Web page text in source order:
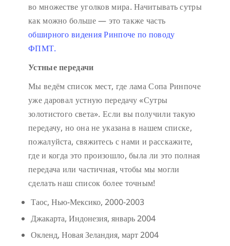
во множестве уголков мира. Начитывать сутры
как можно больше — это также часть
обширного видения Ринпоче по поводу
ФПМТ.
Устные передачи
Мы ведём список мест, где лама Сопа Ринпоче
уже даровал устную передачу «Сутры
золотистого света». Если вы получили такую
передачу, но она не указана в нашем списке,
пожалуйста, свяжитесь с нами и расскажите,
где и когда это произошло, была ли это полная
передача или частичная, чтобы мы могли
сделать наш список более точным!
Таос, Нью-Мексико, 2000-2003
Джакарта, Индонезия, январь 2004
Окленд, Новая Зеландия, март 2004